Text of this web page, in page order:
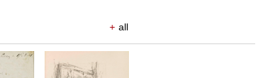
+ all